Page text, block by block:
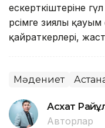
ескерткіштеріне
рәсімге зиялы қауым
қайраткерлері,
Мәдениет
Асхат
Авторлар